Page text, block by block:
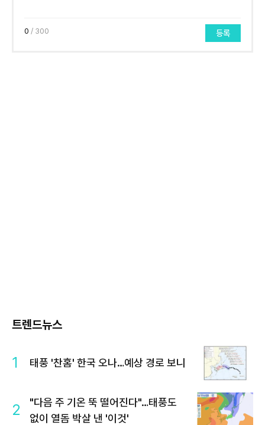
0 / 300 등록
트렌드뉴스
1 태풍 '찬홈' 한국 오나…예상 경로 보니
2
"다음 주 기온 뚝 떨어진다"…태풍도
없이 열돔 박살 낸 '이것'